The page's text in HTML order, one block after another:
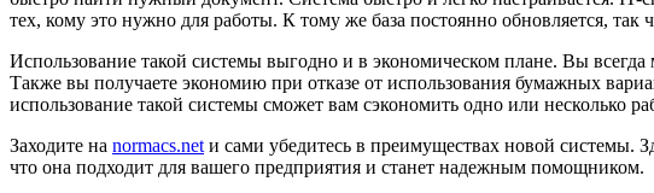
тех, кому это нужно для работы. К тому же база постоянно обновляется,
Использование такой системы выгодно и в экономическом плане. Вы всегда
Также вы получаете экономию при отказе от использования бумажных
использование такой системы сможет вам сэкономить одно или несколько
Заходите на normacs.net и сами убедитесь в преимуществах новой системы.
что она подходит для вашего предприятия и станет надежным